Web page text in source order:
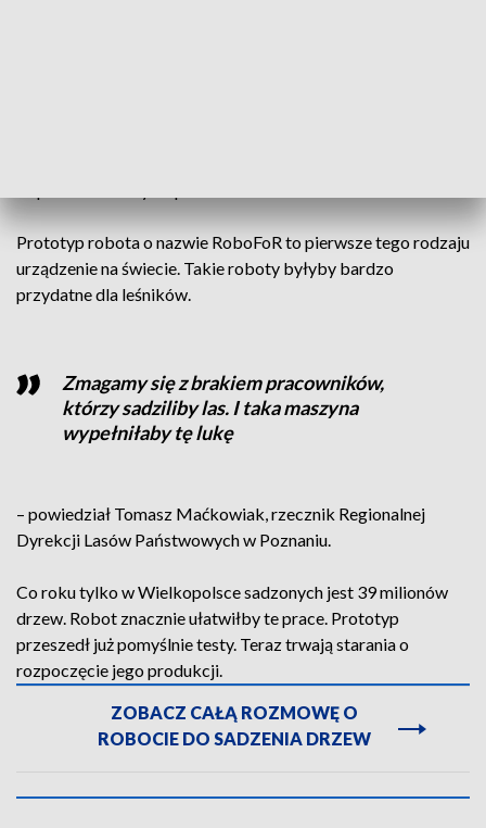
Prototyp robota o nazwie RoboFoR to pierwsze tego rodzaju
urządzenie na świecie. Takie roboty byłyby bardzo
przydatne dla leśników.
Zmagamy się z brakiem pracowników,
którzy sadziliby las. I taka maszyna
wypełniłaby tę lukę
– powiedział Tomasz Maćkowiak, rzecznik Regionalnej
Dyrekcji Lasów Państwowych w Poznaniu.
Co roku tylko w Wielkopolsce sadzonych jest 39 milionów
drzew. Robot znacznie ułatwiłby te prace. Prototyp
przeszedł już pomyślnie testy. Teraz trwają starania o
rozpoczęcie jego produkcji.
ZOBACZ CAŁĄ ROZMOWĘ O
ROBOCIE DO SADZENIA DRZEW